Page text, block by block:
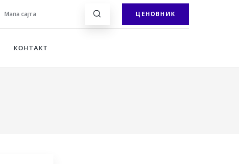
Мапа сајта ЦЕНОВНИК
КОНТАКТ